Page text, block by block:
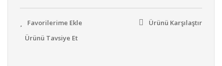
Ürünü Karşılaştır
Ürünü Tavsiye Et